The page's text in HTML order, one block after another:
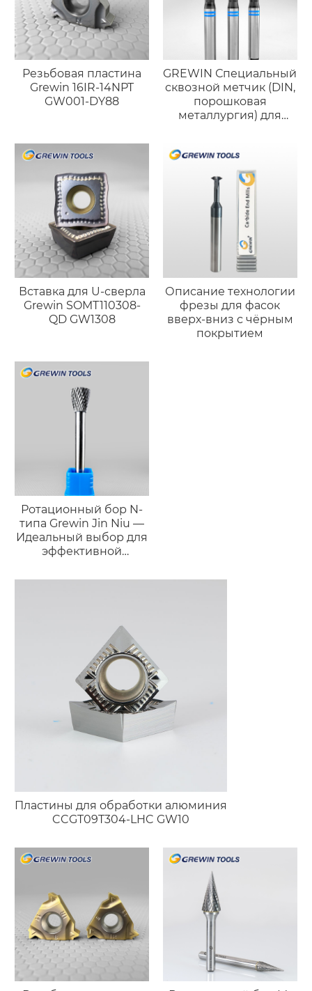
Резьбовая пластина
Grewin 16IR-14NPT
GW001-DY88
GREWIN Специальный
сквозной метчик (DIN,
порошковая
металлургия) для
Вставка для U-сверла
Grewin SOMT110308-
QD GW1308
Описание технологии
фрезы для фасок
вверх-вниз с чёрным
покрытием
Ротационный бор N-
типа Grewin Jin Niu —
Идеальный выбор для
эффективной
Пластины для обработки алюминия
CCGT09T304-LHC GW10